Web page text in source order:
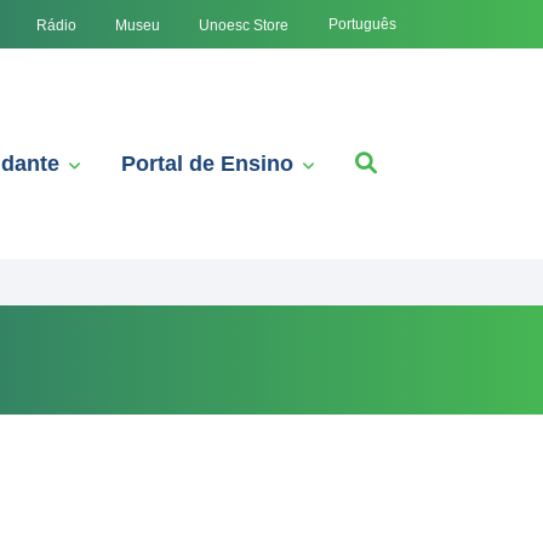
Rádio Museu Unoesc Store Português
Portal de Ensino